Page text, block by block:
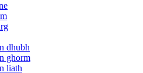
dhubh
ghorm
liath